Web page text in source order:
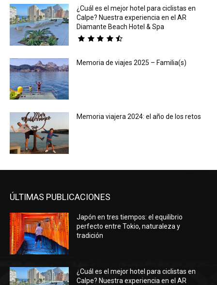
¿Cuál es el mejor hotel para ciclistas en
Calpe? Nuestra experiencia en el AR
Diamante Beach Hotel & Spa
Memoria de viajes 2025 – Familia(s)
Memoria viajera 2024: el año de los retos
ÚLTIMAS PUBLICACIONES
Japón en tres tiempos: el equilibrio
perfecto entre Tokio, naturaleza y
tradición
¿Cuál es el mejor hotel para ciclistas en
Calpe? Nuestra experiencia en el AR